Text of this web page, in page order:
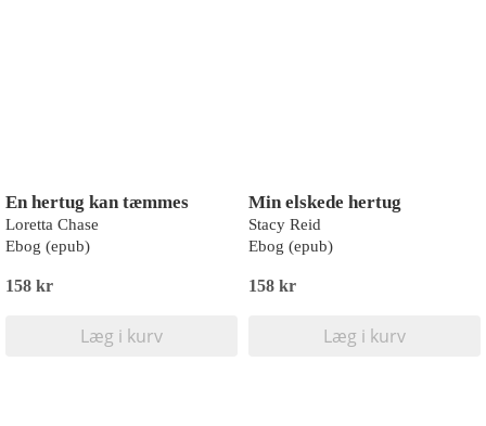
En hertug kan tæmmes
Loretta Chase
Ebog (epub)
158 kr
Læg i kurv
Min elskede hertug
Stacy Reid
Ebog (epub)
158 kr
Læg i kurv